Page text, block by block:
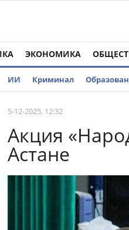
ЭКОНОМИКА
ИИ Криминал
5-12-2025, 12:32
Акция
Астане